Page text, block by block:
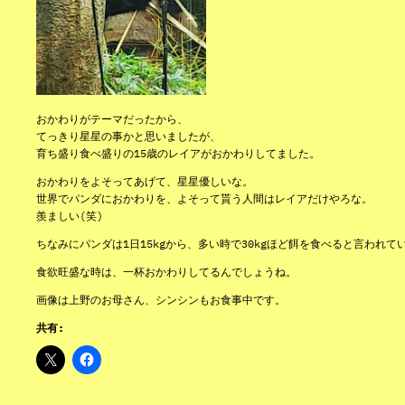
おかわりがテーマだったから、
てっきり星星の事かと思いましたが、
育ち盛り食べ盛りの15歳のレイアがおかわりしてました。
おかわりをよそってあげて、星星優しいな。
世界でパンダにおかわりを、よそって貰う人間はレイアだけやろな。
羨ましい(笑)
ちなみにパンダは1日15kgから、多い時で30kgほど餌を食べると言われて
食欲旺盛な時は、一杯おかわりしてるんでしょうね。
画像は上野のお母さん、シンシンもお食事中です。
共有: